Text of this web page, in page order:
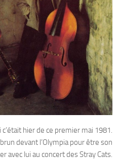
hier de ce premier mai 1981.
devant l’Olympia pour être son
avec lui au concert des Stray Cats.